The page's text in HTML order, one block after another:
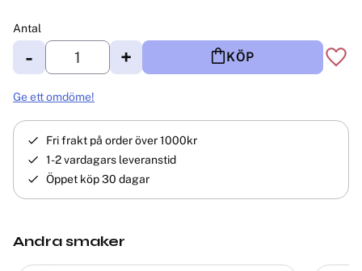
Antal
+
- KÖP
Ge ett omdöme!
Fri frakt på order över 1000kr
1-2 vardagars leveranstid
Öppet köp 30 dagar
Andra smaker